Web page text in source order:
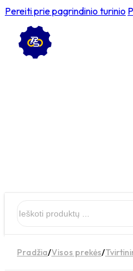
Pereiti prie pagrindinio turinio
Pradžia/Visos prekės/